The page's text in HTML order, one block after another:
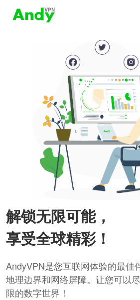
解锁无限可能，
享受全球精彩！
AndyVPN是您互联网体验的最佳
地理边界和网络屏障。让您可以
限的数字世界！